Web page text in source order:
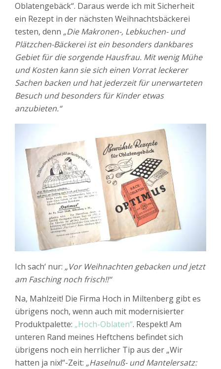
Oblatengebäck“. Daraus werde ich mit Sicherheit
ein Rezept in der nächsten Weihnachtsbäckerei
testen, denn „Die Makronen-, Lebkuchen- und
Plätzchen-Bäckerei ist ein besonders dankbares
Gebiet für die sorgende Hausfrau. Mit wenig Mühe
und Kosten kann sie sich einen Vorrat leckerer
Sachen backen und hat jederzeit für unerwarteten
Besuch und besonders für Kinder etwas
anzubieten.“
Ich sach‘ nur: „Vor Weihnachten gebacken und jetzt
am Fasching noch frisch!!“
Na, Mahlzeit! Die Firma Hoch in Miltenberg gibt es
übrigens noch, wenn auch mit modernisierter
Produktpalette: „Hoch-Oblaten“. Respekt! Am
unteren Rand meines Heftchens befindet sich
übrigens noch ein herrlicher Tip aus der „Wir
hatten ja nix!“-Zeit: „Haselnuß- und Mantelersatz: